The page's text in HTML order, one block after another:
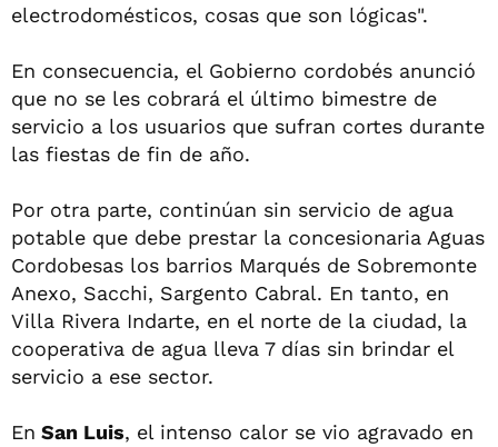
electrodomésticos, cosas que son lógicas".
En consecuencia, el Gobierno cordobés anunció
que no se les cobrará el último bimestre de
servicio a los usuarios que sufran cortes durante
las fiestas de fin de año.
Por otra parte, continúan sin servicio de agua
potable que debe prestar la concesionaria Aguas
Cordobesas los barrios Marqués de Sobremonte
Anexo, Sacchi, Sargento Cabral. En tanto, en
Villa Rivera Indarte, en el norte de la ciudad, la
cooperativa de agua lleva 7 días sin brindar el
servicio a ese sector.
En San Luis, el intenso calor se vio agravado en